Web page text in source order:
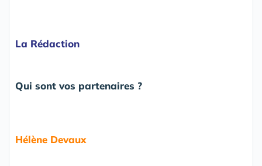
La Rédaction
Qui sont vos partenaires ?
Hélène Devaux